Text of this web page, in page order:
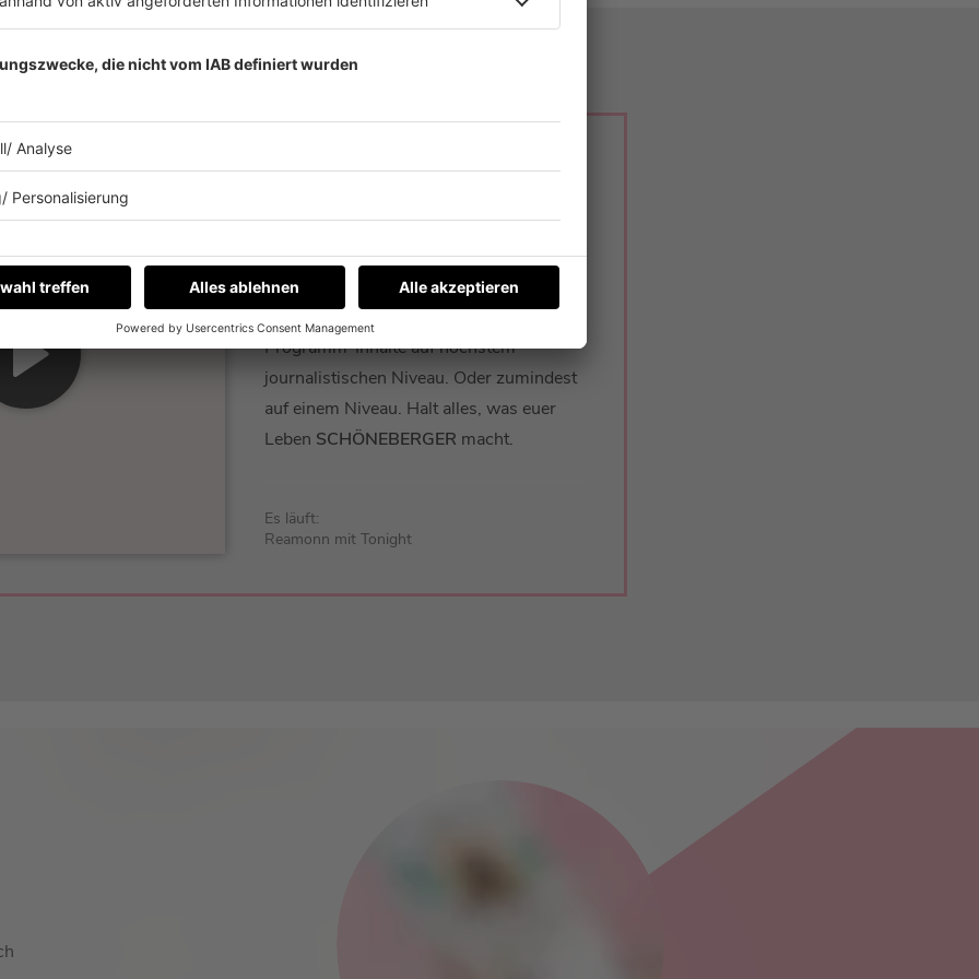
ABSPIELEN
BARBA RADIO
Barbara Schönebergerhat ein eigenes
Radio. Hier spielt die Musik. Und die
Interviews. Und die restlichen
Programm-Inhalte auf höchstem
journalistischen Niveau. Oder zumindest
auf einem Niveau. Halt alles, was euer
Leben SCHÖNEBERGER macht.
Es läuft:
Reamonn mit Tonight